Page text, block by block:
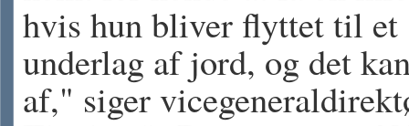
hvis hun bliver flyttet til et
underlag af jord, og det
af," siger